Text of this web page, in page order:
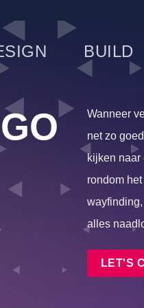
BUILD
Wanneer
net zo
kijken
rondom
alles
LET'S